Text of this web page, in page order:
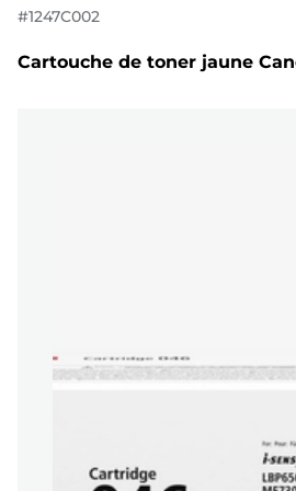
#1247C002
Cartouche de toner jaune